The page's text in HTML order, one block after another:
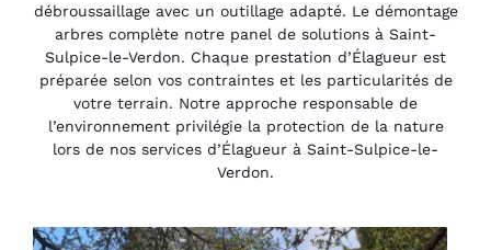
débroussaillage avec un outillage adapté. Le démontage
arbres complète notre panel de solutions à Saint-
Sulpice-le-Verdon. Chaque prestation d’Élagueur est
préparée selon vos contraintes et les particularités de
votre terrain. Notre approche responsable de
l’environnement privilégie la protection de la nature
lors de nos services d’Élagueur à Saint-Sulpice-le-
Verdon.